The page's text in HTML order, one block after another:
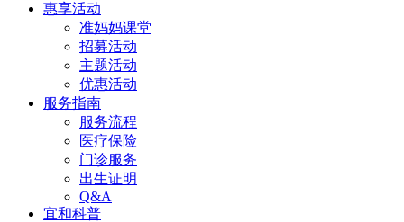
惠享活动
准妈妈课堂
招募活动
主题活动
优惠活动
服务指南
服务流程
医疗保险
门诊服务
出生证明
Q&A
宜和科普